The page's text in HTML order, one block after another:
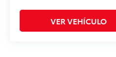
VER VEHÍCULO